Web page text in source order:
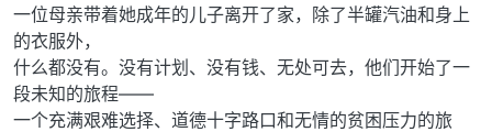
一位母亲带着她成年的儿子离开了家，除了半罐汽油和身上
的衣服外，
什么都没有。没有计划、没有钱、无处可去，他们开始了一
段未知的旅程——
一个充满艰难选择、道德十字路口和无情的贫困压力的旅